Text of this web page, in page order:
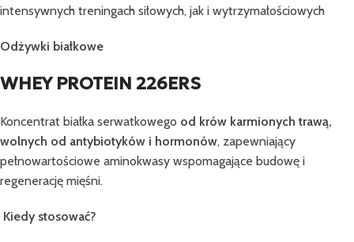
intensywnych treningach siłowych, jak i wytrzymałościowych
Odżywki białkowe
WHEY PROTEIN 226ERS
Koncentrat białka serwatkowego od krów karmionych trawą,
wolnych od antybiotyków i hormonów, zapewniający
pełnowartościowe aminokwasy wspomagające budowę i
regenerację mięśni.
Kiedy stosować?